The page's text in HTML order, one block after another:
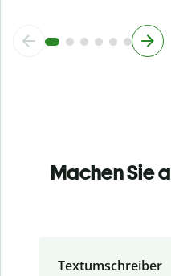
Machen Sie
Textumschreiber